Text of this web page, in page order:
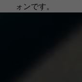
ォンです。